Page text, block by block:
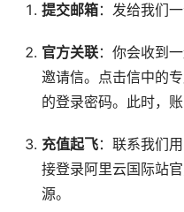
提交邮箱：发给我们
官方关联：你会收到
邀请信。点击信中的
的登录密码。此时，
充值起飞：联系我们
接登录阿里云国际站
源。